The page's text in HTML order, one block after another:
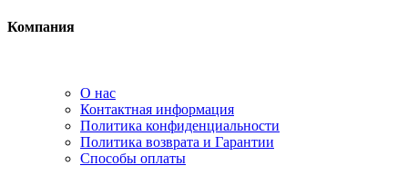
Компания
О нас
Контактная информация
Политика конфиденциальности
Политика возврата и Гарантии
Способы оплаты